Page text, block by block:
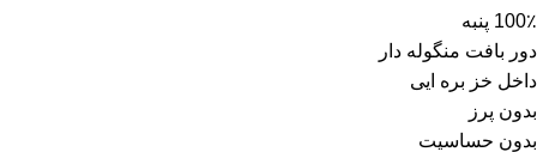
100٪؜ پنبه
دور بافت منگوله دار
داخل خز بره ایی
بدون پرز
بدون حساسیت